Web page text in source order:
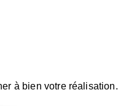
à bien votre réalisation.